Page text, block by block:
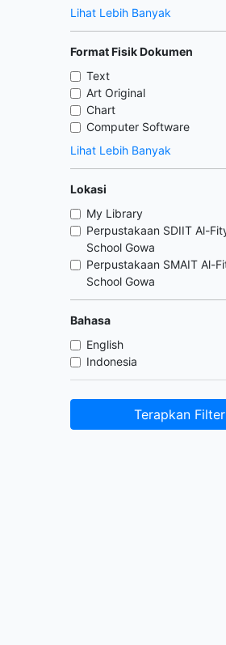
Lihat Lebih Banyak
Format Fisik Dokumen
Text
Art Original
Chart
Computer Software
Lihat Lebih Banyak
Lokasi
My Library
Perpustakaan SDIIT Al-
School Gowa
Perpustakaan SMAIT Al-
School Gowa
Bahasa
English
Indonesia
Terapkan Filter